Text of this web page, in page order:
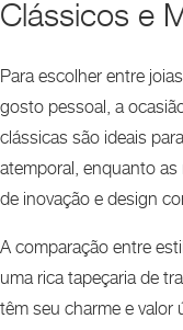
Clássicos e
Para escolher entre
gosto pessoal, a
clássicas são ideais
atemporal, enquanto
de inovação e design
A comparação entre
uma rica tapeçaria de
têm seu charme e valor